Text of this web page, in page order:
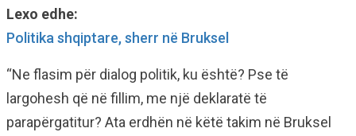
Lexo edhe:
Politika shqiptare, sherr në Bruksel
“Ne flasim për dialog politik, ku është? Pse të
largohesh që në fillim, me një deklaratë të
parapërgatitur? Ata erdhën në këtë takim në Bruksel